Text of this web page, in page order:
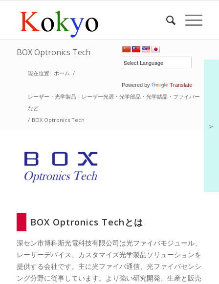
BOX Optronics Tech
Powered by Translate
現在位置: ホーム /
レーザー・光学製品｜レーザー光源・光学部品・光学結晶・ファイバー
など
/ BOX Optronics Tech
BOX Optronics Techとは
深セン市博科斯光電科技有限公司は光ファイバモジュール、
レーザーデバイス、カスタマイズ光学製品ソリューションを
提供する会社です。主に光ファイバ通信、光ファイバセンシ
ング分野に従事しています。より強い研究開発、生産と販売
＞